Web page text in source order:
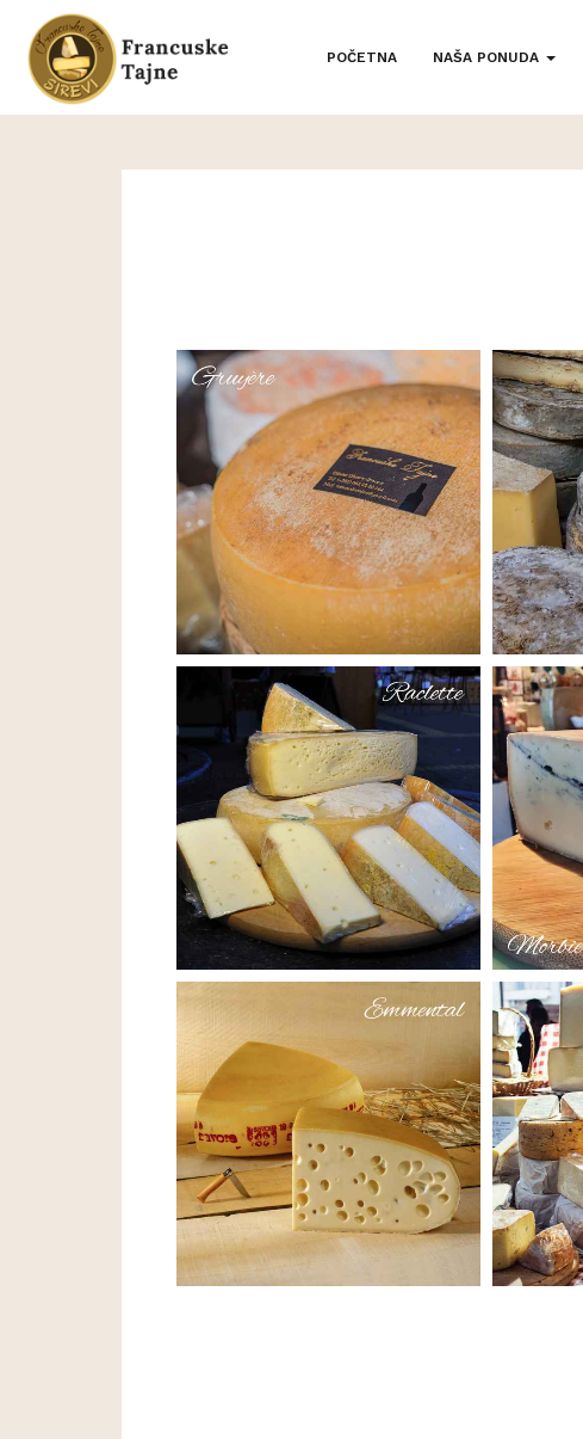
POČETNA NAŠA PONUDA